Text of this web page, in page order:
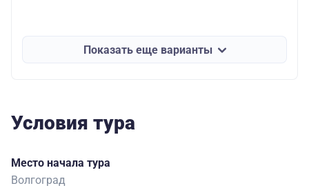
Показать еще варианты
Условия тура
Место начала тура
Волгоград